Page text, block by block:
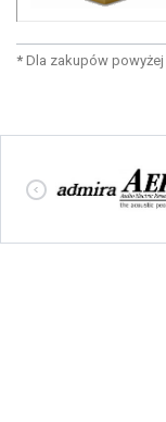
* Dla zakupów powyżej